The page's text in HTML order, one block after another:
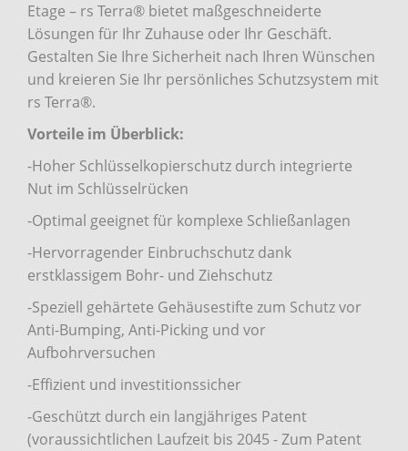
Etage – rs Terra® bietet maßgeschneiderte
Lösungen für Ihr Zuhause oder Ihr Geschäft.
Gestalten Sie Ihre Sicherheit nach Ihren Wünschen
und kreieren Sie Ihr persönliches Schutzsystem mit
rs Terra®.
Vorteile im Überblick:
-Hoher Schlüsselkopierschutz durch integrierte
Nut im Schlüsselrücken
-Optimal geeignet für komplexe Schließanlagen
-Hervorragender Einbruchschutz dank
erstklassigem Bohr- und Ziehschutz
-Speziell gehärtete Gehäusestifte zum Schutz vor
Anti-Bumping, Anti-Picking und vor
Aufbohrversuchen
-Effizient und investitionssicher
-Geschützt durch ein langjähriges Patent
(voraussichtlichen Laufzeit bis 2045 - Zum Patent